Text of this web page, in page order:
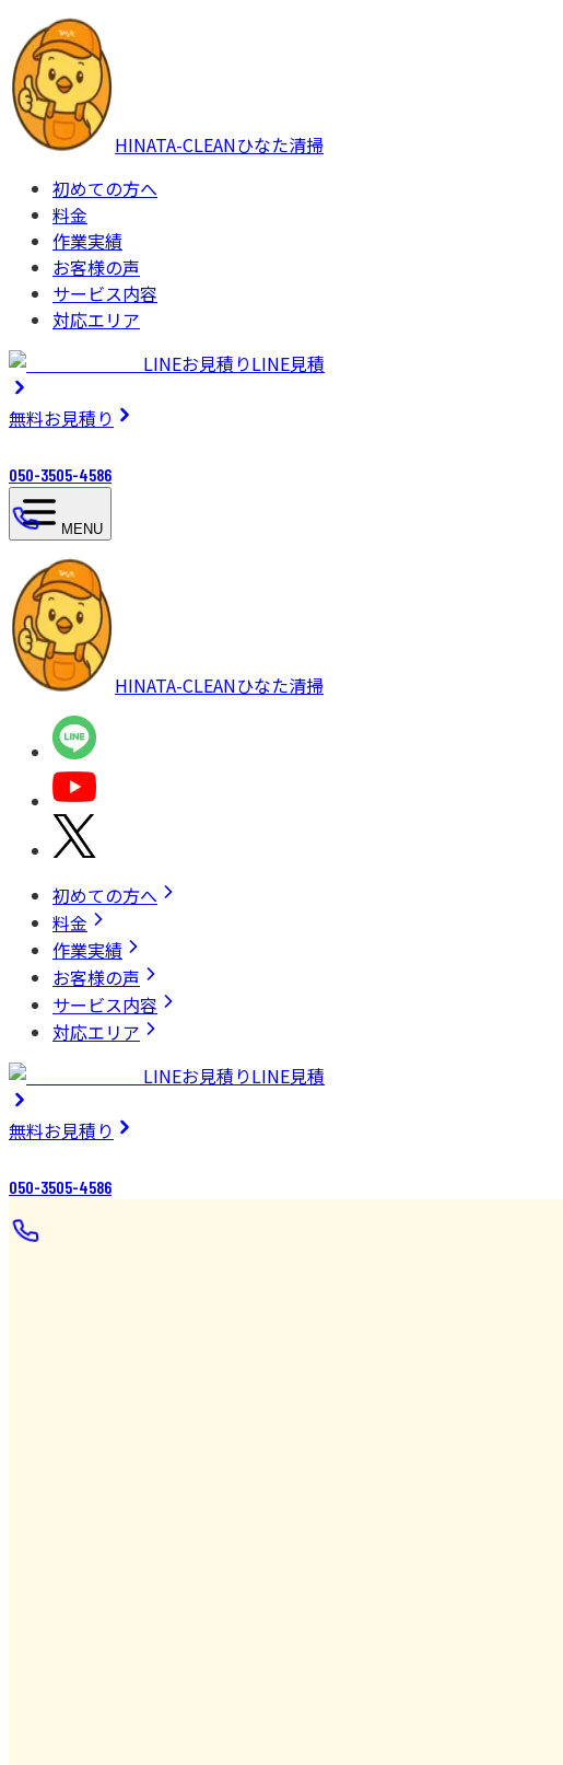
HINATA-CLEANひなた清掃
初めての方へ
料金
作業実績
お客様の声
サービス内容
対応エリア
LINEお見積りLINE見積
無料お見積り
050-3505-4586
MENU
HINATA-CLEANひなた清掃
初めての方へ
料金
作業実績
お客様の声
サービス内容
対応エリア
LINEお見積りLINE見積
無料お見積り
050-3505-4586